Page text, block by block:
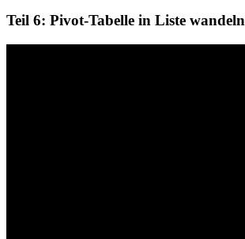
Teil 6: Pivot-Tabelle in Liste wandeln